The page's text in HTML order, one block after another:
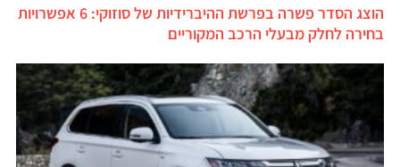
הוצג הסדר פשרה בפרשת ההיברידיות של סוזוקי: 6 אפשרויות
בחירה לחלק מבעלי הרכב המקוריים